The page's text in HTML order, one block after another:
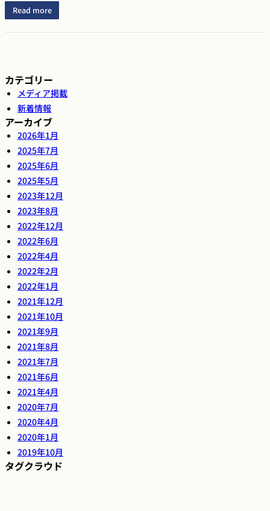
Read more
カテゴリー
メディア掲載
新着情報
アーカイブ
2026年1月
2025年7月
2025年6月
2025年5月
2023年12月
2023年8月
2022年12月
2022年6月
2022年4月
2022年2月
2022年1月
2021年12月
2021年10月
2021年9月
2021年8月
2021年7月
2021年6月
2021年4月
2020年7月
2020年4月
2020年1月
2019年10月
タグクラウド